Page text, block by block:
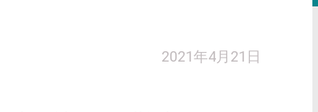
2021年4月21日